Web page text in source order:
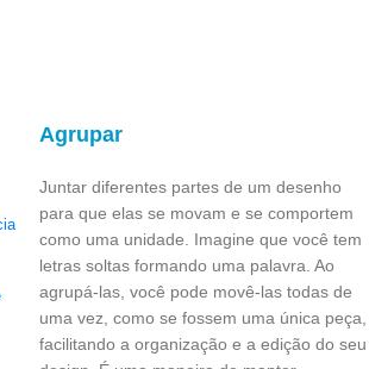
Agrupar
Juntar diferentes partes de um desenho
para que elas se movam e se comportem
como uma unidade. Imagine que você tem
letras soltas formando uma palavra. Ao
agrupá-las, você pode movê-las todas de
uma vez, como se fossem uma única peça,
facilitando a organização e a edição do seu